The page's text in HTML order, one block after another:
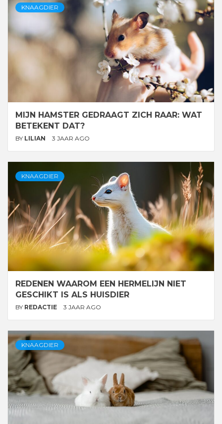
KNAAGDIER
MIJN HAMSTER GEDRAAGT ZICH RAAR: WAT
BETEKENT DAT?
BY LILIAN 3 JAAR AGO
KNAAGDIER
REDENEN WAAROM EEN HERMELIJN NIET
GESCHIKT IS ALS HUISDIER
BY REDACTIE 3 JAAR AGO
KNAAGDIER